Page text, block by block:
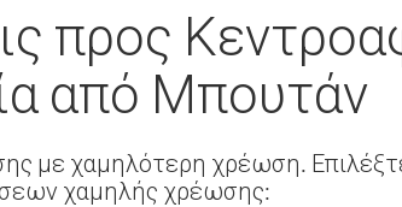
προς
από Μπουτάν
με χαμηλότερη χρέωση.
χαμηλής χρέωσης: